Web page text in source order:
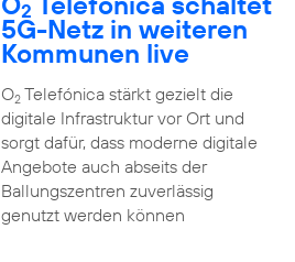
2
5G-Netz in weiteren
Kommunen live
O2Telefónica stärkt gezielt die
digitale Infrastruktur vor Ort und
sorgt dafür, dass moderne digitale
Angebote auch abseits der
Ballungszentren zuverlässig
genutzt werden können